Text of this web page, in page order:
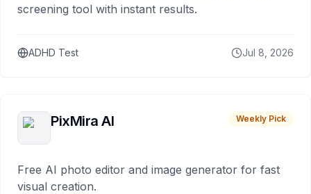
screening tool with instant results.
ADHD Test Jul 8, 2026
PixMira AI Weekly Pick
Free AI photo editor and image generator for fast
visual creation.